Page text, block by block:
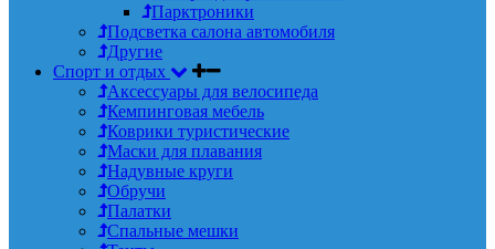
Парктроники
Подсветка салона автомобиля
Другие
Спорт и отдых
Аксессуары для велосипеда
Кемпинговая мебель
Коврики туристические
Маски для плавания
Надувные круги
Обручи
Палатки
Спальные мешки